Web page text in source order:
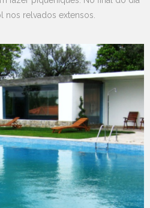
relvados extensos.